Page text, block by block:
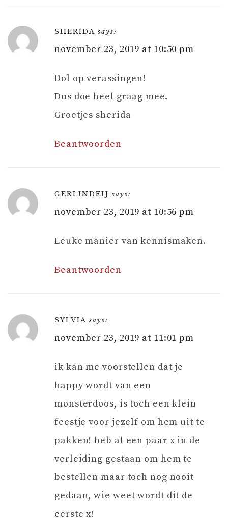
SHERIDA says:
november 23, 2019 at 10:50 pm
Dol op verassingen!
Dus doe heel graag mee.
Groetjes sherida
Beantwoorden
GERLINDEIJ says:
november 23, 2019 at 10:56 pm
Leuke manier van kennismaken.
Beantwoorden
SYLVIA says:
november 23, 2019 at 11:01 pm
ik kan me voorstellen dat je
happy wordt van een
monsterdoos, is toch een klein
feestje voor jezelf om hem uit te
pakken! heb al een paar x in de
verleiding gestaan om hem te
bestellen maar toch nog nooit
gedaan, wie weet wordt dit de
eerste x!